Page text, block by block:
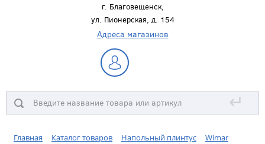
г. Благовещенск,
ул. Пионерская, д. 154
Адреса магазинов
↵
Главная Каталог товаров Напольный плинтус
Wimar